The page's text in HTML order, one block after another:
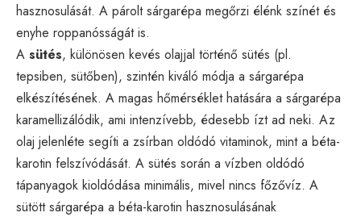
hasznosulását. A párolt sárgarépa megőrzi élénk színét és
enyhe roppanósságát is.
A sütés, különösen kevés olajjal történő sütés (pl.
tepsiben, sütőben), szintén kiváló módja a sárgarépa
elkészítésének. A magas hőmérséklet hatására a sárgarépa
karamellizálódik, ami intenzívebb, édesebb ízt ad neki. Az
olaj jelenléte segíti a zsírban oldódó vitaminok, mint a béta-
karotin felszívódását. A sütés során a vízben oldódó
tápanyagok kioldódása minimális, mivel nincs főzővíz. A
sütött sárgarépa a béta-karotin hasznosulásának